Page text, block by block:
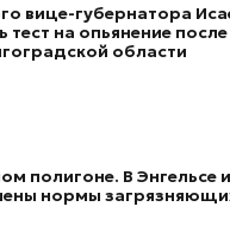
вице-губернатора
тест на опьянение
области
полигоне. В Энгельсе и
нормы